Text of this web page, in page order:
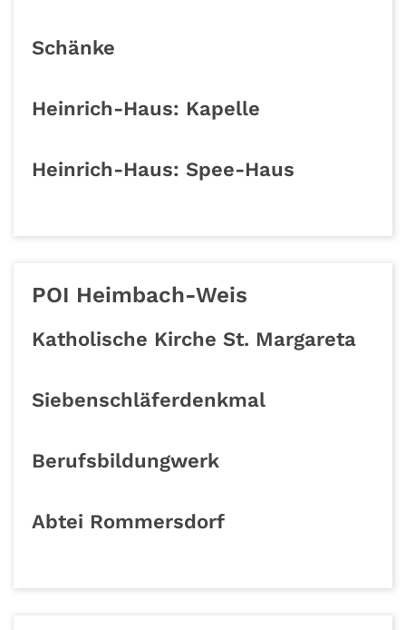
Schänke
Heinrich-Haus: Kapelle
Heinrich-Haus: Spee-Haus
POI Heimbach-Weis
Katholische Kirche St. Margareta
Siebenschläferdenkmal
Berufsbildungwerk
Abtei Rommersdorf